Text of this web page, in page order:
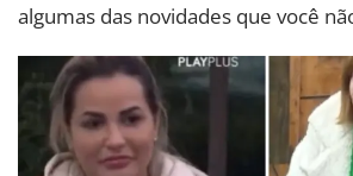
algumas das novidades que você